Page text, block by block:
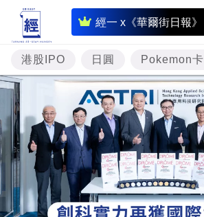
經一 x《華爾街日報》
即
時
財
經
專
題
投
資
樓
市
港股IPO 日圓 Pokemon卡